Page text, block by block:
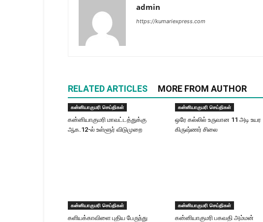
admin
https://kumariexpress.com
RELATED ARTICLES MORE FROM AUTHOR
கன்னியாகுமரி செய்திகள்
கன்னியாகுமரி மாவட்டத்துக்கு
ஆக.12-ல் உள்ளூர் விடுமுறை
கன்னியாகுமரி செய்திகள்
ஒரே கல்லில் உருவான 11 அடி உயர
கிருஷ்ணர் சிலை
கன்னியாகுமரி செய்திகள்
களியக்காவிளை புதிய பேருந்து
கன்னியாகுமரி செய்திகள்
கன்னியாகுமரி பகவதி அம்மன்